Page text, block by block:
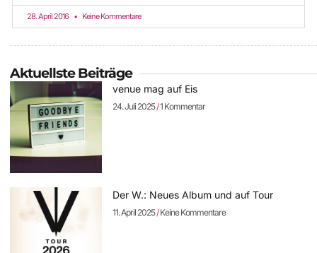
28. April 2016 Keine Kommentare
Aktuellste Beiträge
venue mag auf Eis
24. Juli 2025 1 Kommentar
Der W.: Neues Album und auf Tour
11. April 2025 Keine Kommentare